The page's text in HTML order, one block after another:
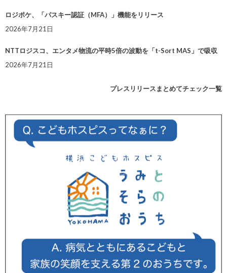
ロジポケ、「パスキー認証（MFA）」機能をリリース
2026年7月21日
NTTロジスコ、エンタメ物流の平時5倍の波動を「t-Sort MAS」で吸収
2026年7月21日
プレスリリースまとめてチェック一覧